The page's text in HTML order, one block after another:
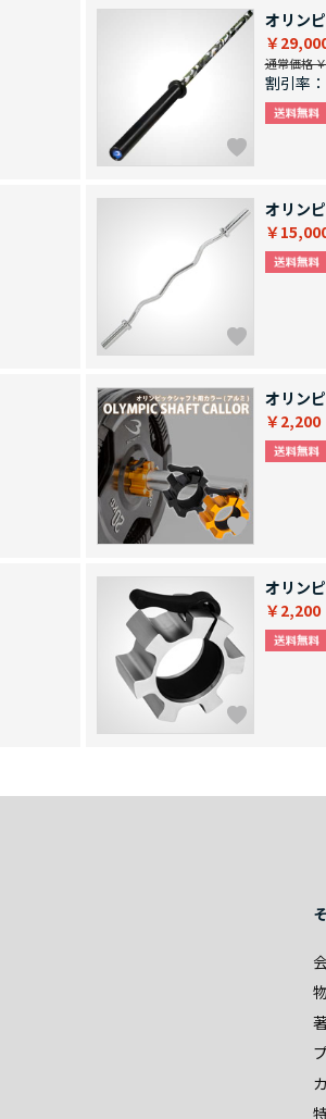
オリン
￥
通常価格
割引率：
オリン
￥
オリン
￥2,200
オリン
￥2,200